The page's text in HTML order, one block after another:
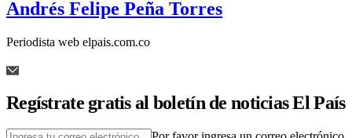
Andrés Felipe Peña Torres
Periodista web elpais.com.co
Regístrate gratis al boletín de noticias El País